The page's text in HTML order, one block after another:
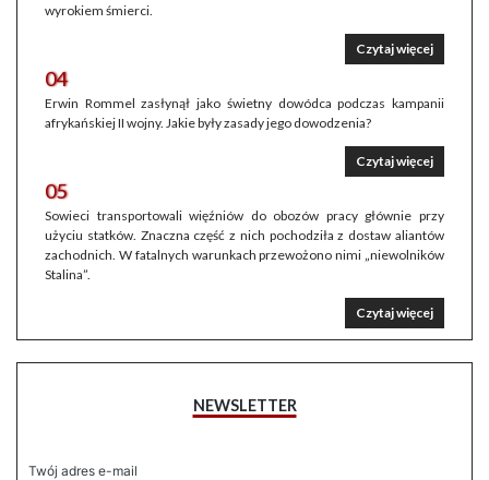
wyrokiem śmierci.
Czytaj więcej
04
Erwin Rommel zasłynął jako świetny dowódca podczas kampanii
afrykańskiej II wojny. Jakie były zasady jego dowodzenia?
Czytaj więcej
05
Sowieci transportowali więźniów do obozów pracy głównie przy
użyciu statków. Znaczna część z nich pochodziła z dostaw aliantów
zachodnich. W fatalnych warunkach przewożono nimi „niewolników
Stalina”.
Czytaj więcej
NEWSLETTER
Twój adres e-mail